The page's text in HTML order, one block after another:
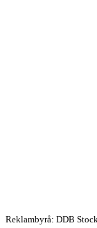
Reklambyrå: DDB